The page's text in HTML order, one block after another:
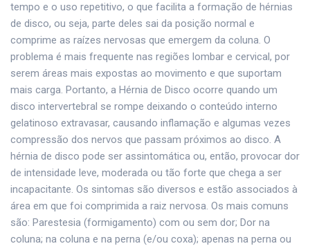
tempo e o uso repetitivo, o que facilita a formação de hérnias
de disco, ou seja, parte deles sai da posição normal e
comprime as raízes nervosas que emergem da coluna. O
problema é mais frequente nas regiões lombar e cervical, por
serem áreas mais expostas ao movimento e que suportam
mais carga. Portanto, a Hérnia de Disco ocorre quando um
disco intervertebral se rompe deixando o conteúdo interno
gelatinoso extravasar, causando inflamação e algumas vezes
compressão dos nervos que passam próximos ao disco. A
hérnia de disco pode ser assintomática ou, então, provocar dor
de intensidade leve, moderada ou tão forte que chega a ser
incapacitante. Os sintomas são diversos e estão associados à
área em que foi comprimida a raiz nervosa. Os mais comuns
são: Parestesia (formigamento) com ou sem dor; Dor na
coluna; na coluna e na perna (e/ou coxa); apenas na perna ou